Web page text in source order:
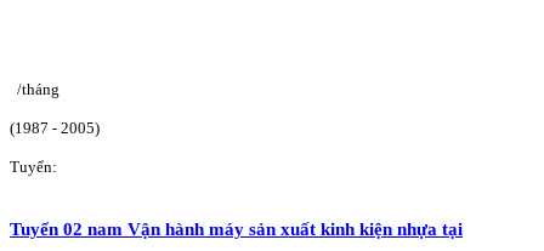
/tháng
(1987 - 2005)
Tuyển:
Tuyển 02 nam Vận hành máy sản xuất kinh kiện nhựa tại